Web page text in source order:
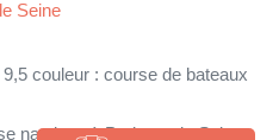
Seine
couleur : course de bateaux
nautique à Paris sur la Seine